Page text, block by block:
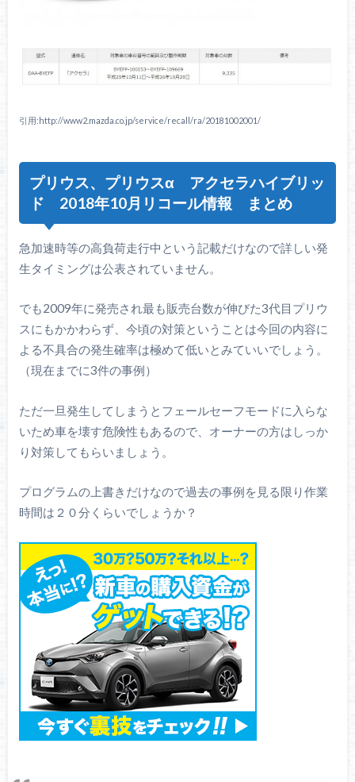
引用:http://www2.mazda.co.jp/service/recall/ra/20181002001/
プリウス、プリウスα アクセラハイブリッ
ド 2018年10月リコール情報 まとめ
急加速時等の高負荷走行中という記載だけなので詳しい発
生タイミングは公表されていません。
でも2009年に発売され最も販売台数が伸びた3代目プリウ
スにもかかわらず、今頃の対策ということは今回の内容に
よる不具合の発生確率は極めて低いとみていいでしょう。
（現在までに3件の事例）
ただ一旦発生してしまうとフェールセーフモードに入らな
いため車を壊す危険性もあるので、オーナーの方はしっか
り対策してもらいましょう。
プログラムの上書きだけなので過去の事例を見る限り作業
時間は２０分くらいでしょうか？